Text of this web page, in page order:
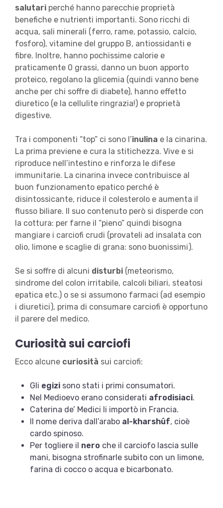
salutariperché hanno parecchie proprietà
benefiche e nutrienti importanti. Sono ricchi di
acqua, sali minerali (ferro, rame, potassio, calcio,
fosforo), vitamine del gruppo B, antiossidanti e
fibre. Inoltre, hanno pochissime calorie e
praticamente 0 grassi, danno un buon apporto
proteico, regolano la glicemia (quindi vanno bene
anche per chi soffre di diabete), hanno effetto
diuretico (e la cellulite ringrazia!) e proprietà
digestive.
Tra i componenti “top” ci sono l’inulina e la cinarina.
La prima previene e cura la stitichezza. Vive e si
riproduce nell’intestino e rinforza le difese
immunitarie. La cinarina invece contribuisce al
buon funzionamento epatico perché è
disintossicante, riduce il colesterolo e aumenta il
flusso biliare. Il suo contenuto però si disperde con
la cottura: per farne il “pieno” quindi bisogna
mangiare i carciofi crudi (provateli ad insalata con
olio, limone e scaglie di grana: sono buonissimi).
Se si soffre di alcuni disturbi(meteorismo,
sindrome del colon irritabile, calcoli biliari, steatosi
epatica etc.) o se si assumono farmaci (ad esempio
i diuretici), prima di consumare carciofi è opportuno
il parere del medico.
Curiosità sui carciofi
Ecco alcune curiosità sui carciofi:
Gli egizisono stati i primi consumatori.
Nel Medioevo erano considerati afrodisiaci.
Caterina de’ Medici li importò in Francia.
Il nome deriva dall’arabo al-kharshûf, cioè
cardo spinoso.
Per togliere il nero che il carciofo lascia sulle
mani, bisogna strofinarle subito con un limone,
farina di cocco o acqua e bicarbonato.